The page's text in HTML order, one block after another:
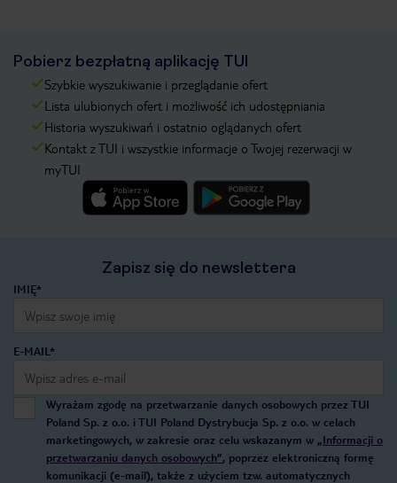
Pobierz bezpłatną aplikację TUI
Szybkie wyszukiwanie i przeglądanie ofert
Lista ulubionych ofert i możliwość ich udostępniania
Historia wyszukiwań i ostatnio oglądanych ofert
Kontakt z TUI i wszystkie informacje o Twojej rezerwacji w
myTUI
Zapisz się do newslettera
IMIĘ*
E-MAIL*
Wyrażam zgodę na przetwarzanie danych osobowych przez TUI
Poland Sp. z o.o. i TUI Poland Dystrybucja Sp. z o.o. w celach
marketingowych, w zakresie oraz celu wskazanym w „Informacji o
przetwarzaniu danych osobowych”, poprzez elektroniczną formę
komunikacji (e-mail), także z użyciem tzw. automatycznych